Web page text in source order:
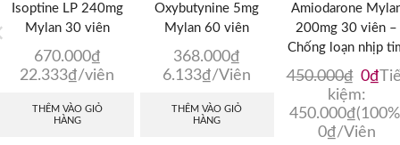
Isoptine LP 240mg
Mylan 30 viên
670.000₫
22.333₫/viên
THÊM VÀO GIỎ
HÀNG
Oxybutynine 5mg
Mylan 60 viên
368.000₫
6.133₫/Viên
THÊM VÀO GIỎ
HÀNG
Amiodarone
200mg 30 viên –
Chống loạn nhịp
450.000₫ Giá
gốc
là:
0₫
tại
kiệm:
450.000₫
0₫/Viên